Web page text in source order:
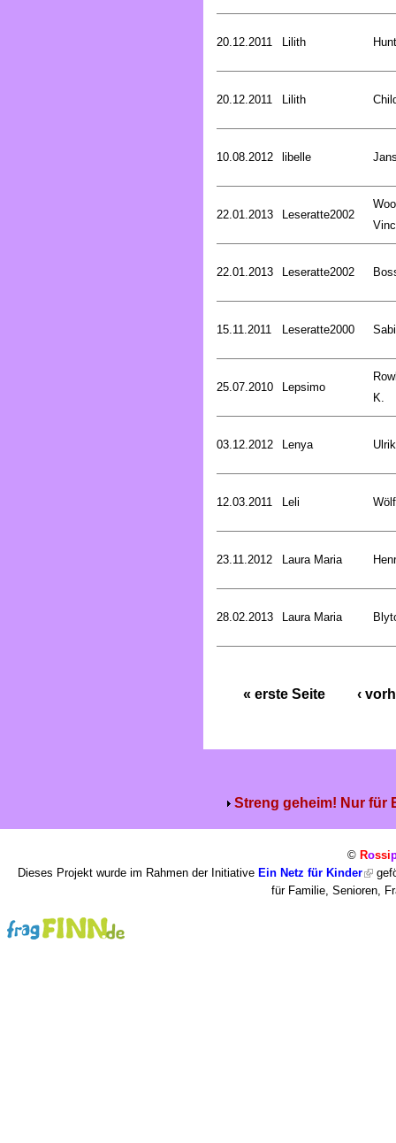
20.12.2011 Lilith
20.12.2011 Lilith
10.08.2012 libelle
22.01.2013 Leseratte2002
22.01.2013 Leseratte2002
15.11.2011 Leseratte2000
25.07.2010 Lepsimo
K.
03.12.2012 Lenya
12.03.2011 Leli
23.11.2012 Laura Maria
28.02.2013 Laura Maria
« erste Seite ‹
Streng geheim! Nur für
© Rossi
Dieses Projekt wurde im Rahmen der Initiative Ein Netz für Kinder
für Familie, Senioren,